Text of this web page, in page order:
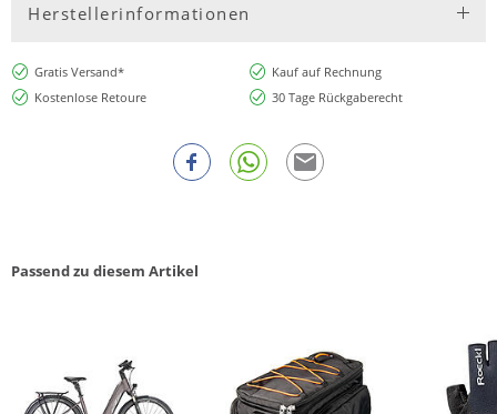
Herstellerinformationen
Gratis Versand*
Kauf auf Rechnung
Kostenlose Retoure
30 Tage Rückgaberecht
Passend zu diesem Artikel